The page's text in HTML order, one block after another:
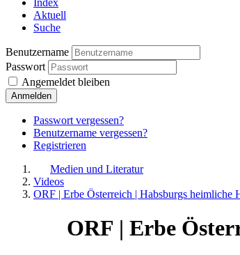
Aktuell
Suche
Benutzername
Passwort
Angemeldet bleiben
Anmelden
Passwort vergessen?
Benutzername vergessen?
Registrieren
Medien und Literatur
Videos
ORF | Erbe Österreich | Habsburgs heimliche
ORF | Erbe